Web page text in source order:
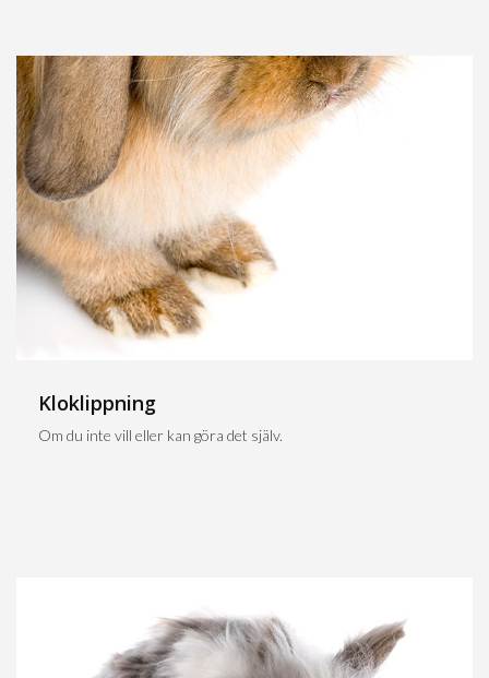
Kloklippning
Om du inte vill eller kan göra det själv.